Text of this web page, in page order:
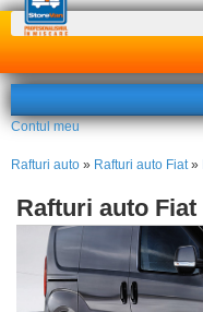
Căutare
Contul meu
Rafturi auto » Rafturi auto Fiat»
Rafturi auto Fiat